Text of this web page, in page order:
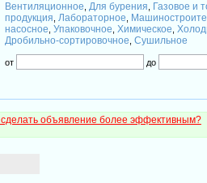
Вентиляционное Для бурения
Газовое и
продукция Лабораторное
насосное Упаковочное Химическое
Дробильно-сортировочное Сушильное
от до
сделать объявление более эффективным?